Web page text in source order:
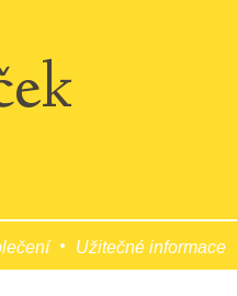
Užitečné informace